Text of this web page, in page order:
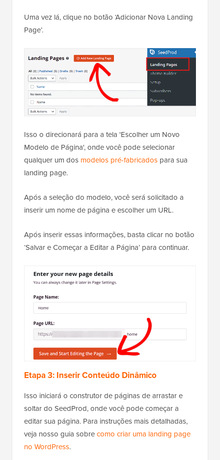
Uma vez lá, clique no botão ‘Adicionar Nova Landing
Page’.
Isso o direcionará para a tela 'Escolher um Novo
Modelo de Página', onde você pode selecionar
qualquer um dos modelos pré-fabricados para sua
landing page.
Após a seleção do modelo, você será solicitado a
inserir um nome de página e escolher um URL.
Após inserir essas informações, basta clicar no botão
‘Salvar e Começar a Editar a Página’ para continuar.
Etapa 3: Inserir Conteúdo Dinâmico
Isso iniciará o construtor de páginas de arrastar e
soltar do SeedProd, onde você pode começar a
editar sua página. Para instruções mais detalhadas,
veja nosso guia sobrecomo criar uma landing page
no WordPress.